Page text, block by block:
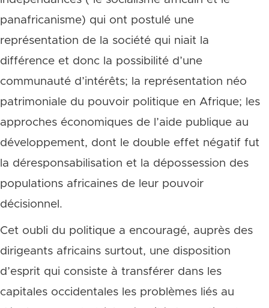
panafricanisme) qui ont postulé une
représentation de la société qui niait la
différence et donc la possibilité d’une
communauté d’intérêts; la représentation néo
patrimoniale du pouvoir politique en Afrique; les
approches économiques de l’aide publique au
développement, dont le double effet négatif fut
la déresponsabilisation et la dépossession des
populations africaines de leur pouvoir
décisionnel.
Cet oubli du politique a encouragé, auprès des
dirigeants africains surtout, une disposition
d’esprit qui consiste à transférer dans les
capitales occidentales les problèmes liés au